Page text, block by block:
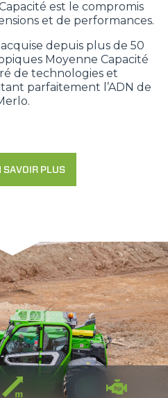
est le compromis
et de performances.
depuis plus de 50
Moyenne Capacité
de technologies et
parfaitement l’ADN de
SAVOIR PLUS